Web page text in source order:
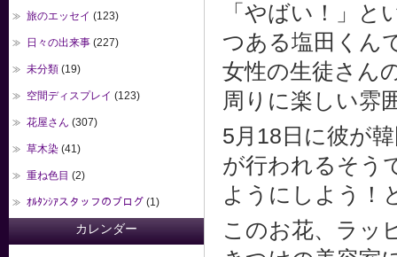
「やばい！」
つある塩田くん
女性の生徒さん
周りに楽しい雰
5月18日に彼が
が行われるそう
ようにしよう！
このお花、ラッ
旅のエッセイ (123)
日々の出来事 (227)
未分類 (19)
空間ディスプレイ (123)
花屋さん (307)
草木染 (41)
重ね色目 (2)
ｵﾙﾀﾝｼｱスタッフのブログ (1)
カレンダー